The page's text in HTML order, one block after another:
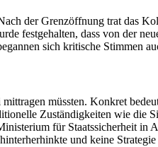
der Grenzöffnung trat das
festgehalten, dass von der
sich kritische Stimmen
müssten. Konkret
Zuständigkeiten wie die
für Staatssicherheit in
und keine Strategie